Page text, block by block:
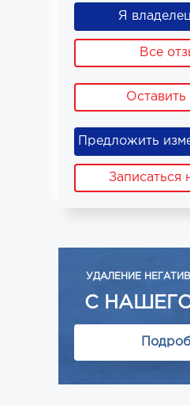
Я
Все
Оставить
Предложить
Записаться
УДАЛЕНИЕ
С